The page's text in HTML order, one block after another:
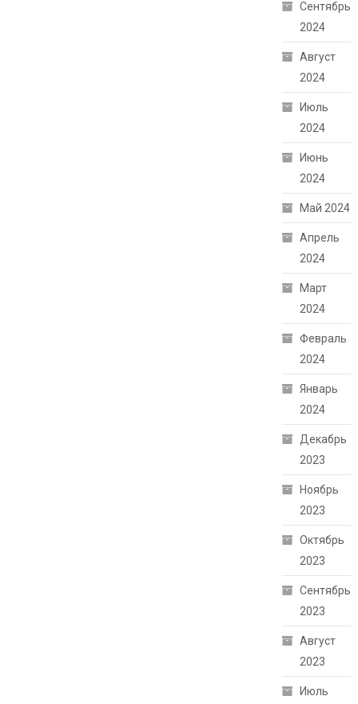
Сентябрь
2024
Август
2024
Июль
2024
Июнь
2024
Май 2024
Апрель
2024
Март
2024
Февраль
2024
Январь
2024
Декабрь
2023
Ноябрь
2023
Октябрь
2023
Сентябрь
2023
Август
2023
Июль